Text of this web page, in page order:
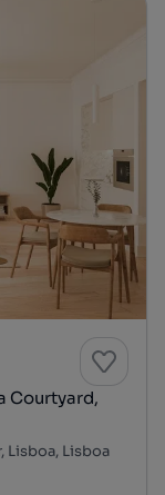
Courtyard,
Lisboa, Lisboa